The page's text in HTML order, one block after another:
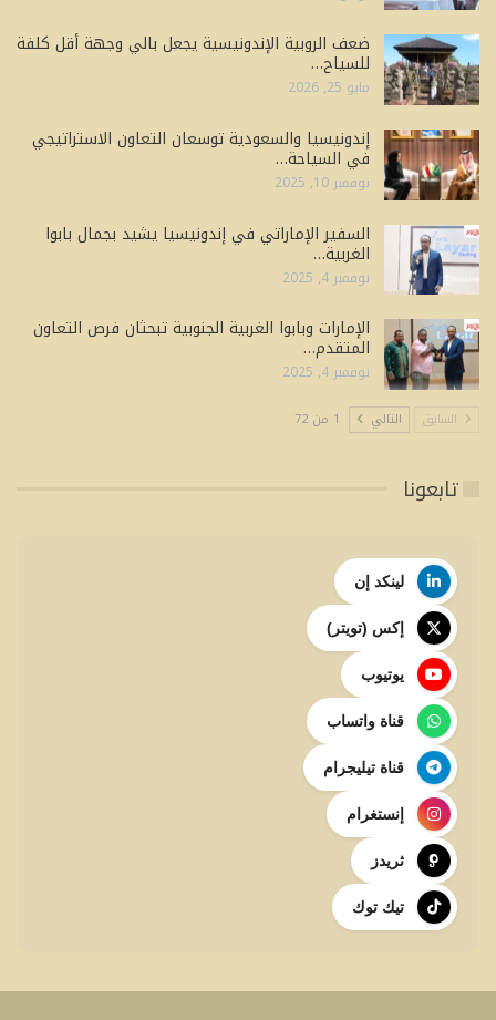
ضعف الروبية الإندونيسية يجعل بالي وجهة أقل كلفة
للسياح…
مايو 25, 2026
إندونيسيا والسعودية توسعان التعاون الاستراتيجي
في السياحة…
نوفمبر 10, 2025
السفير الإماراتي في إندونيسيا يشيد بجمال بابوا
الغربية…
نوفمبر 4, 2025
الإمارات وبابوا الغربية الجنوبية تبحثان فرص التعاون
المتقدم…
نوفمبر 4, 2025
السابق التالي 1 من 72
تابعونا
لينكد إن
إكس (تويتر)
يوتيوب
قناة واتساب
قناة تيليجرام
إنستغرام
ثريدز
تيك توك